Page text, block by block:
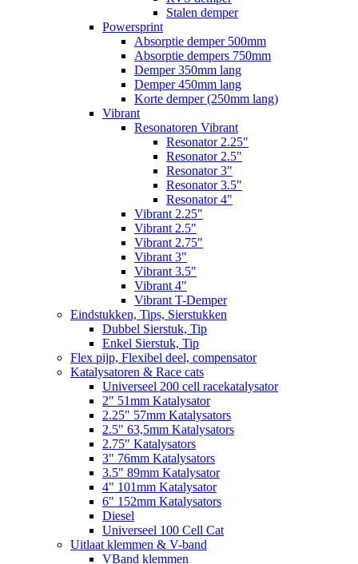
Stalen demper
Powersprint
Absorptie demper 500mm
Absorptie dempers 750mm
Demper 350mm lang
Demper 450mm lang
Korte demper (250mm lang)
Vibrant
Resonatoren Vibrant
Resonator 2.25"
Resonator 2.5"
Resonator 3"
Resonator 3.5"
Resonator 4"
Vibrant 2.25"
Vibrant 2.5"
Vibrant 2.75"
Vibrant 3"
Vibrant 3.5"
Vibrant 4"
Vibrant T-Demper
Eindstukken, Tips, Sierstukken
Dubbel Sierstuk, Tip
Enkel Sierstuk, Tip
Flex pijp, Flexibel deel, compensator
Katalysatoren & Race cats
Universeel 200 cell racekatalysator
2" 51mm Katalysator
2.25" 57mm Katalysators
2.5" 63,5mm Katalysators
2.75" Katalysators
3" 76mm Katalysators
3.5" 89mm Katalysator
4" 101mm Katalysator
6" 152mm Katalysators
Diesel
Universeel 100 Cell Cat
Uitlaat klemmen & V-band
VBand klemmen